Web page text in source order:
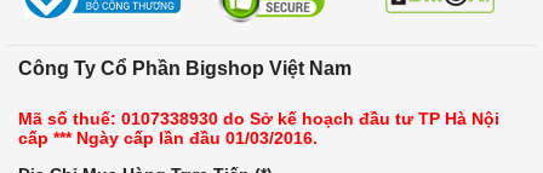
Công Ty Cổ Phần Bigshop Việt Nam
Mã số thuế: 0107338930 do Sở kế hoạch đầu tư TP Hà Nội
cấp *** Ngày cấp lần đầu 01/03/2016.